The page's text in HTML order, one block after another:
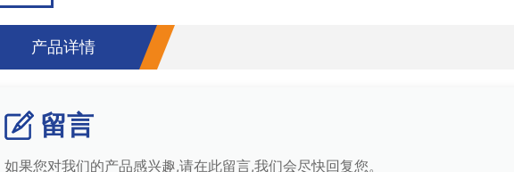
产品详情
留言
如果您对我们的产品感兴趣,请在此留言,我们会尽快回复您。